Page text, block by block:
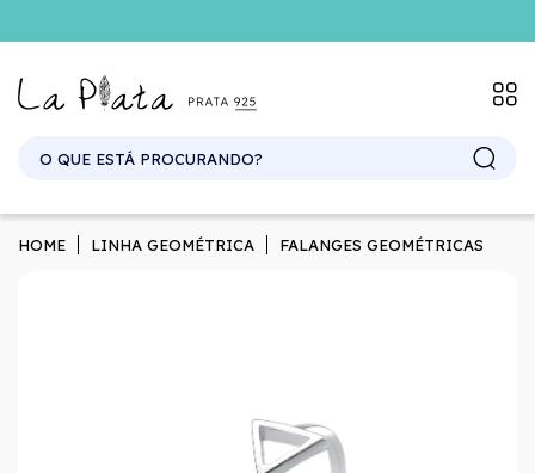
HOME LINHA GEOMÉTRICA FALANGES GEOMÉTRICAS